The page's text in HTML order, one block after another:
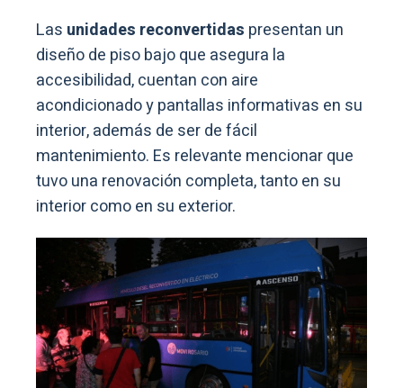
Las unidades reconvertidas presentan un
diseño de piso bajo que asegura la
accesibilidad, cuentan con aire
acondicionado y pantallas informativas en su
interior, además de ser de fácil
mantenimiento. Es relevante mencionar que
tuvo una renovación completa, tanto en su
interior como en su exterior.